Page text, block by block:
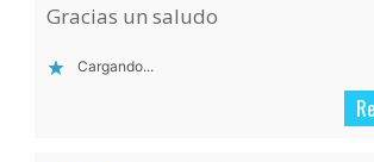
Gracias un saludo
Cargando...